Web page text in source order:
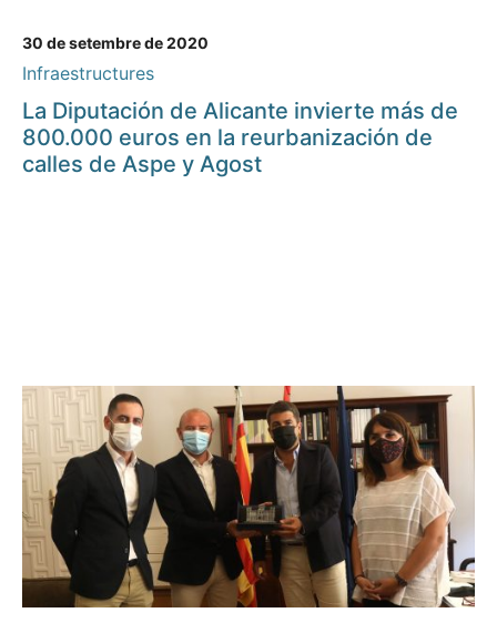
30 de setembre de 2020
Infraestructures
La Diputación de Alicante invierte más de
800.000 euros en la reurbanización de
calles de Aspe y Agost